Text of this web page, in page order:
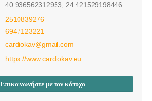
40.936562312953, 24.421529198446
2510839276
6947123221
cardiokav@gmail.com
https://www.cardiokav.eu
Επικοινωνήστε με τον κάτοχο